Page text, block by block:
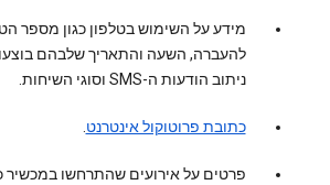
מידע על השימוש בטלפון כגון מספר
להעברה, השעה והתאריך שלבהם
ניתוב הודעות ה-SMS וסוגי השיחות.
כתובת פרוטוקול אינטרנט.
פרטים על אירועים שהתרחשו במכשיר